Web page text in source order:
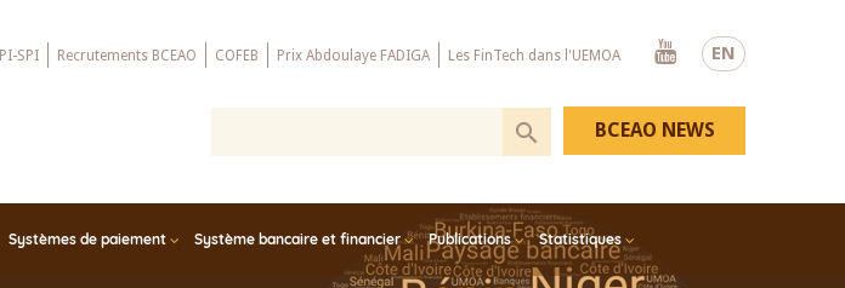
EN
PI-SPI Recrutements BCEAO COFEB Prix Abdoulaye FADIGA Les FinTech dans l'UEMOA
Youtube
Systèmes de paiement Système bancaire et financier Publications Statistiques
BCEAO NEWS